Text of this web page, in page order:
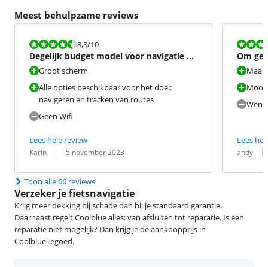
Meest behulpzame reviews
Beoordeling is 8,8 van de 10.
8,8/10
Degelijk budget model voor navigatie en
opslag van routes.
Groot scherm
Alle opties beschikbaar voor het doel:
navigeren en tracken van routes
Geen Wifi
Lees hele review
Beoordeling door:
Karin
Datum: 5 november 2023
Om
Lees
andy
Datum:
Toon alle 66 reviews
Verzeker je fietsnavigatie
Krijg meer dekking bij schade dan bij je standaard garantie.
Daarnaast regelt Coolblue alles: van afsluiten tot reparatie. Is een
reparatie niet mogelijk? Dan krijg je de aankoopprijs in
CoolblueTegoed.